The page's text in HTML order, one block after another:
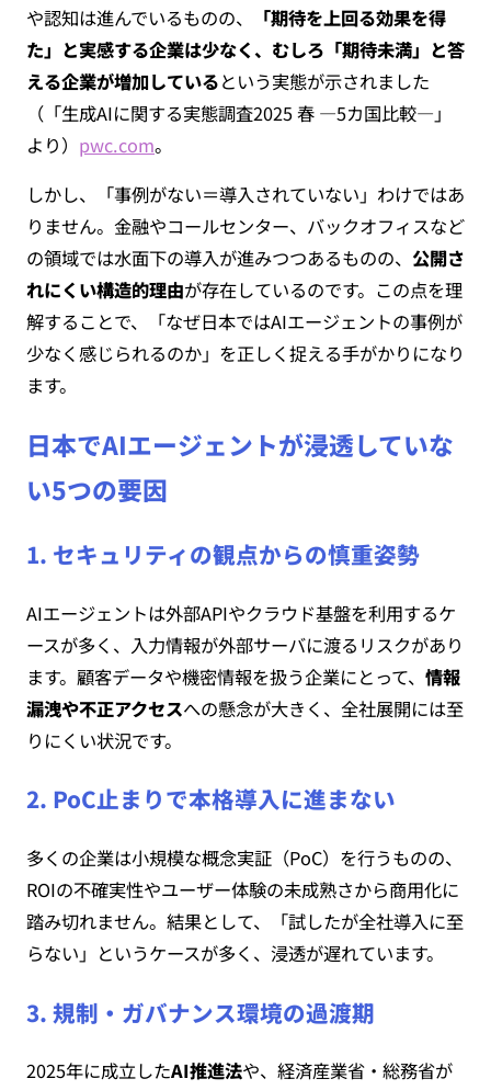
や認知は進んでいるものの、
「期待を上回る効果を得
た」と実感する企業は少なく、むしろ「期待未満」と答
える企業が増加しているという実態が示されました
（「生成AIに関する実態調査2025 春 ―5カ国比較―」
より） pwc.com。
しかし、「事例がない＝導入されていない」わけではあ
りません。金融やコールセンター、バックオフィスなど
の領域では水面下の導入が進みつつあるものの、 公開さ
れにくい構造的理由が存在しているのです。この点を理
解することで、「なぜ日本ではAIエージェントの事例が
少なく感じられるのか」を正しく捉える手がかりになり
ます。
日本でAIエージェントが浸透していな
い5つの要因
1. セキュリティの観点からの慎重姿勢
AIエージェントは外部APIやクラウド基盤を利用するケ
ースが多く、入力情報が外部サーバに渡るリスクがあり
ます。顧客データや機密情報を扱う企業にとって、 情報
漏洩や不正アクセスへの懸念が大きく、全社展開には至
りにくい状況です。
2. PoC止まりで本格導入に進まない
多くの企業は小規模な概念実証（PoC）を行うものの、
ROIの不確実性やユーザー体験の未成熟さから商用化に
踏み切れません。結果として、「試したが全社導入に至
らない」というケースが多く、浸透が遅れています。
3. 規制・ガバナンス環境の過渡期
2025年に成立したAI推進法や、経済産業省・総務省が